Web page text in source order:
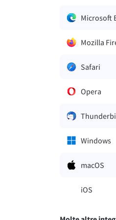
Microsoft
Mozilla
Safari
Opera
Windows
macOS
iOS